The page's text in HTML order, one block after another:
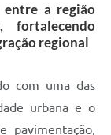
a região
regional
com uma das
urbana e o
pavimentação,